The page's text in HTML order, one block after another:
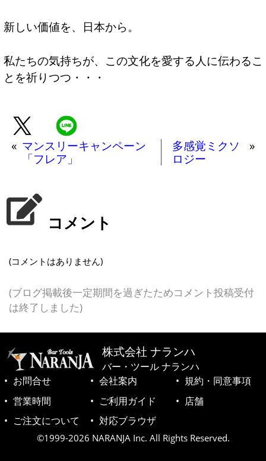
新しい価値を、日本から。
私たちの気持ちが、この文化を愛する人に伝わるこ
とを祈りつつ・・・
« マンスリーキャンペーン
「フレア」
多感覚ミクソ
ロジー
»
コメント
(コメントはありません)
(ブログ掲載後一定期間を過ぎたためコメント投稿受付
は終了しました)
株式会社 ナランハ
バー・ツール ナランハ
お問合せ
会社案内
規約・同意事項
営業時間
ご利用ガイド
店舗
ご注文について
対応ブラウザ
©1999-2026 NARANJA Inc. All Rights Reserved.